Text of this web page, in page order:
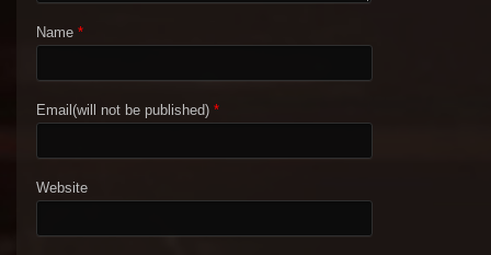
Name *
Email(will not be published) *
Website